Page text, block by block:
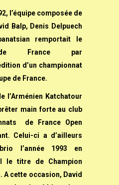
l’équipe composée de
Balp, Denis Delpuech
remportait le
de France par
d’un championnat
de France.
l’Arménien Katchatour
main forte au club
de France Open
Celui-ci a d’ailleurs
l’année 1993 en
le titre de Champion
A cette occasion, David